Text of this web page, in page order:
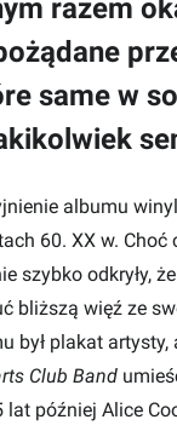
razem
same w
albumu
60. XX w.
szybko odkryły,
bliższą więź ze
był plakat
Club Band
lat później Alice